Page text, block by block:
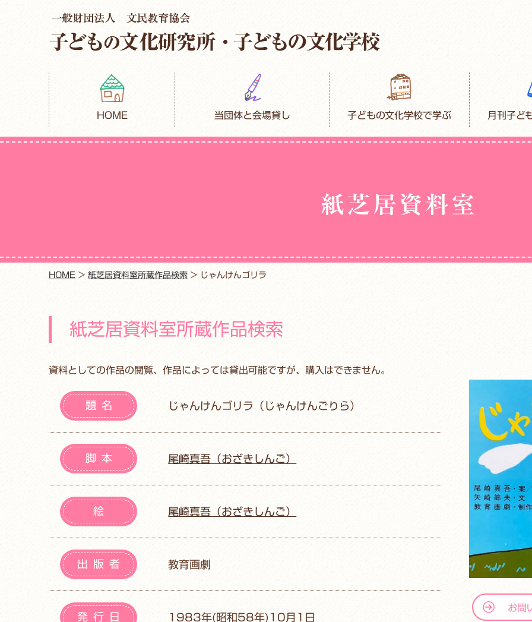
HOME 当団体と会場貸し 子どもの文化学校で学ぶ 月刊子ど
紙芝居資料室
HOME > 紙芝居資料室所蔵作品検索> じゃんけんゴリラ
紙芝居資料室所蔵作品検索
資料としての作品の閲覧、作品によっては貸出可能ですが、購入はできません。
お問
題名 じゃんけんゴリラ（じゃんけんごりら）
脚本 尾崎真吾（おざきしんご）
絵 尾崎真吾（おざきしんご）
出版者 教育画劇
発行日 1983年(昭和58年)10月1日